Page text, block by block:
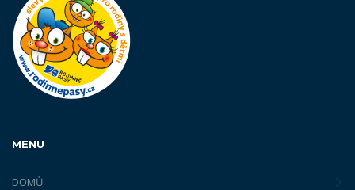
MENU
DOMŮ